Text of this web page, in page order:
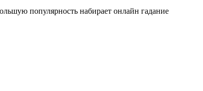
популярность набирает онлайн гадание